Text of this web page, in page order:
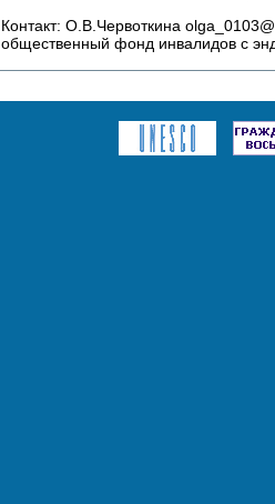
Контакт: О.В.Червоткина
общественный фонд инвалидов с